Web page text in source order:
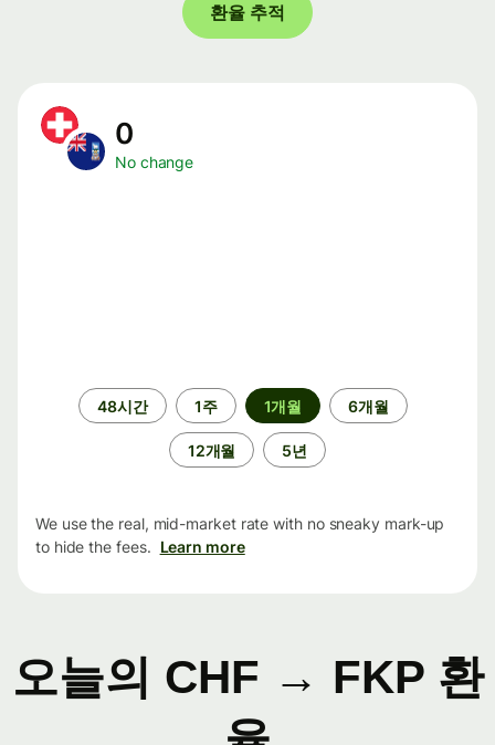
환율 추적
0
No change
48시간 1주 1개월 6개월
12개월 5년
We use the real, mid-market rate with no sneaky mark-up
to hide the fees. Learn more
오늘의 CHF → FKP 환